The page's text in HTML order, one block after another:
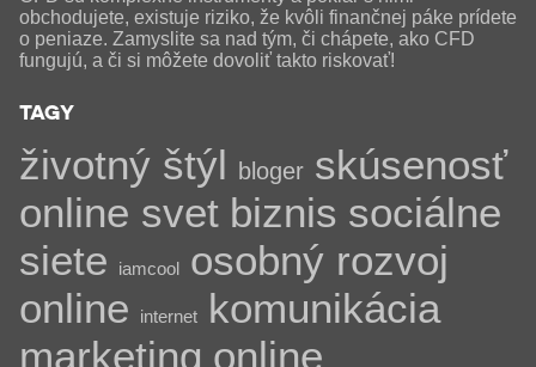
obchodujete, existuje riziko, že kvôli finančnej páke prídete
o peniaze. Zamyslite sa nad tým, či chápete, ako CFD
fungujú, a či si môžete dovoliť takto riskovať!
TAGY
životný štýl bloger skúsenosť
online svet biznis sociálne
siete
iamcool
osobný rozvoj
online
internet
komunikácia
marketing online